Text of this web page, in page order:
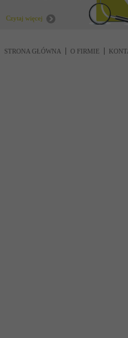
Czytaj więcej
STRONA GŁÓWNA O FIRMIE